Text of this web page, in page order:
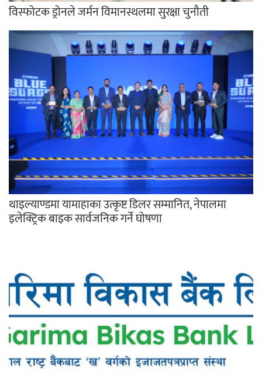
विस्फोटक ड्रोनले जर्मन विमानस्थलमा सुरक्षा चुनौती
थाइल्याण्डमा यामाहाका उत्कृष्ट डिलर सम्मानित, नेपालमा
इलेक्ट्रिक बाइक सार्वजनिक गर्ने घोषणा